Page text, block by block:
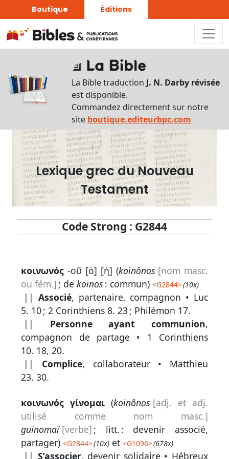
Boutique Éditions
La Bible traduction J. N. Darby révisée
est disponible.
Commandez directement sur notre
site boutique.editeurbpc.com
Lexique grec du Nouveau
Testament
Code Strong : G2844
κοινωνός -οῦ [ὁ] [ἡ] (koïnônos [nom masc.
ou fém.] ; dekoïnos : commun)<G2844>(10x)
|| Associé, partenaire, compagnon • Luc
5. 10;2 Corinthiens 8. 23 ; Philémon 17.
|| Personne ayant communion,
compagnon de partage • 1 Corinthiens
10. 18, 20.
|| Complice, collaborateur • Matthieu
23. 30.
κοινωνός γίνομαι (koïnônos [adj. et adj.
utilisé comme nom masc.]
guinomaï [verbe] ; litt. : devenir associé,
partager)<G2844>(10x) et<G1096>(678x)
|| S’associer, devenir solidaire • Hébreux
Recherche
Rechercher
par
lettre
Rechercher
par
mot
français
Recherche
grec
Rechercher
par
code
strong
Rechercher
par
lettre
Rechercher